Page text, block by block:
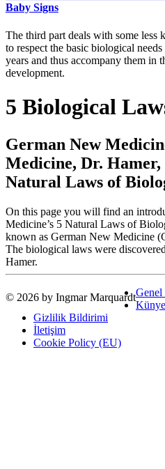
Baby Signs
The third part deals with some less
to respect the basic biological
years and thus accompany them in
development.
5 Biological
German New
Medicine, Dr.
Natural Laws of
On this page you will find an
Medicine’s 5 Natural Laws of
known as German New Medicine
The biological laws were
Hamer.
© 2026 by Ingmar MarquardtGenel
Künye
Gizlilik Bildirimi
İletişim
Cookie Policy (EU)